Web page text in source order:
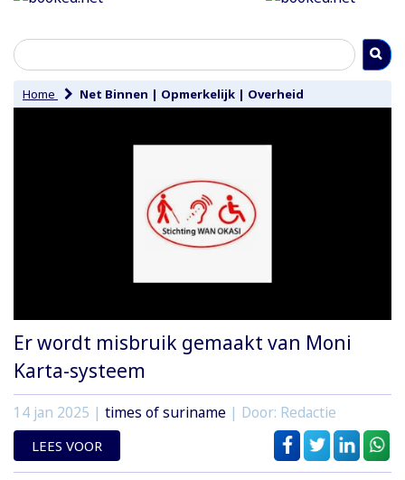
Home Net Binnen | Opmerkelijk | Overheid
Er wordt misbruik gemaakt van Moni
Karta-systeem
14 jan 2025 | times of suriname | Door: Redactie
LEES VOOR